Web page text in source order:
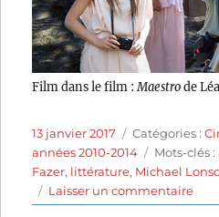
Film dans le film : Maestrode
Publié
le
13 janvier 2017 Catégories
Catégories :
années 2010-2014
Étiquettes
Mots-clés :
Fazer, littérature, Michael
Laisser un commentairesur